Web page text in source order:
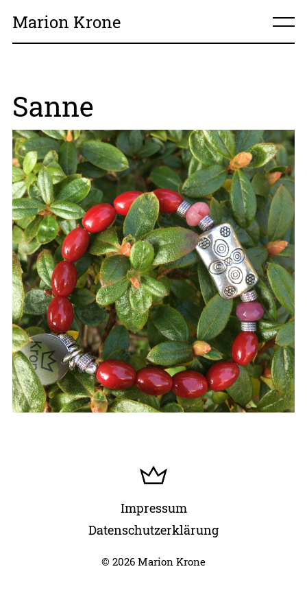
Marion Krone
meine Arbeiten
Kontakt
Sanne
Impressum
Datenschutzerklärung
© 2026 Marion Krone